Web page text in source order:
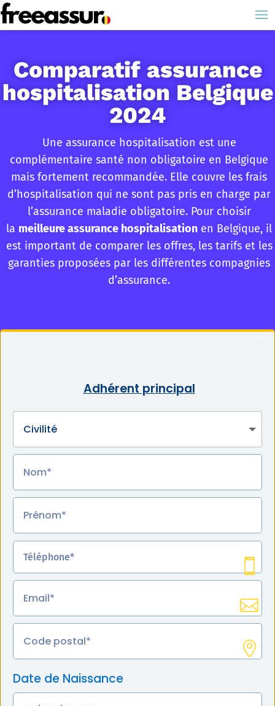
Comparatif assurance
hospitalisation Belgique
2024
Une assurance hospitalisation est une
complémentaire santé non obligatoire en Belgique
mais fortement recommandée. Elle couvre les frais
d’hospitalisation qui ne sont pas pris en charge par
l’assurance maladie obligatoire. Pour choisir
la meilleure assurance hospitalisation en Belgique, il
est important de comparer les offres, les tarifs et les
garanties proposées par les différentes compagnies
d’assurance.
Adhérent principal
Date de Naissance